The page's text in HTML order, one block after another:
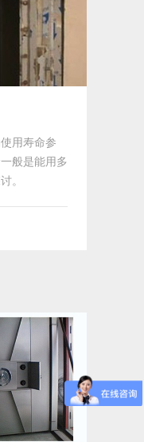
用寿命参
般是能用多
。